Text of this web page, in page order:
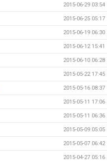
2015-06-29 03:54
2015-06-25 05:17
2015-06-19 06:30
2015-06-12 15:41
2015-06-10 06:28
2015-05-22 17:45
2015-05-16 08:37
2015-05-11 17:06
2015-05-11 06:36
2015-05-09 05:05
2015-05-07 06:42
2015-04-27 05:16